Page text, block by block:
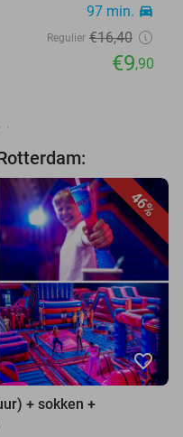
97 min. directions_car
Regulier €16,40
€9,90
46%
favorite_border
+ sokken +